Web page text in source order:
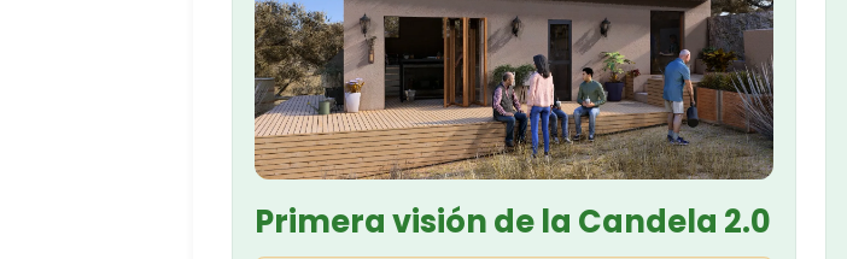
Primera visión de la Candela 2.0